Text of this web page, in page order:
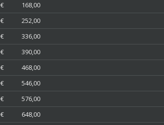
€ 168,00
€ 252,00
€ 336,00
€ 390,00
€ 468,00
€ 546,00
€ 576,00
€ 648,00